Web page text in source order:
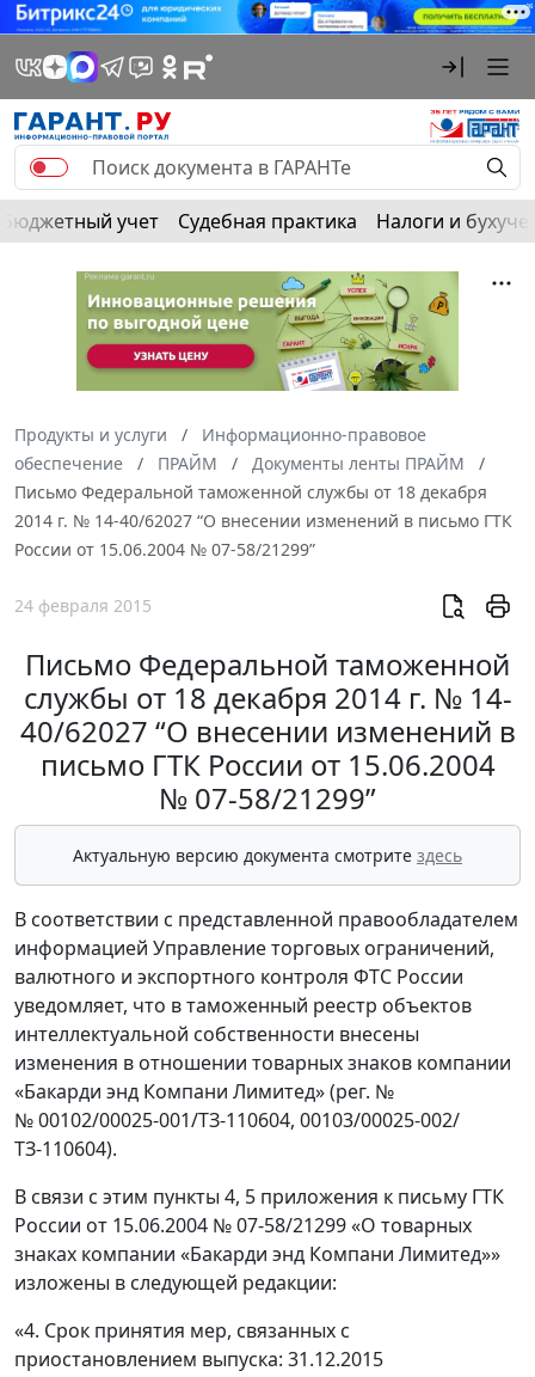
Бюджетный учет Судебная практика Налоги и
Продукты и услуги
Информационно-правовое
обеспечение
ПРАЙМ
Документы ленты ПРАЙМ
Письмо Федеральной таможенной службы от 18 декабря
2014 г. № 14-40/62027 “О внесении изменений в письмо ГТК
России от 15.06.2004 № 07-58/21299”
24 февраля 2015
Письмо Федеральной таможенной
службы от 18 декабря 2014 г. № 14-
40/62027 “О внесении изменений в
письмо ГТК России от 15.06.2004
№ 07-58/21299”
Актуальную версию документа смотрите здесь
В соответствии с представленной правообладателем
информацией Управление торговых ограничений,
валютного и экспортного контроля ФТС России
уведомляет, что в таможенный реестр объектов
интеллектуальной собственности внесены
изменения в отношении товарных знаков компании
«Бакарди энд Компани Лимитед» (рег. №
№ 00102/00025-001/ТЗ-110604, 00103/00025-002/
ТЗ-110604).
В связи с этим пункты 4, 5 приложения к письму ГТК
России от 15.06.2004 № 07-58/21299 «О товарных
знаках компании «Бакарди энд Компани Лимитед»»
изложены в следующей редакции:
«4. Срок принятия мер, связанных с
приостановлением выпуска: 31.12.2015